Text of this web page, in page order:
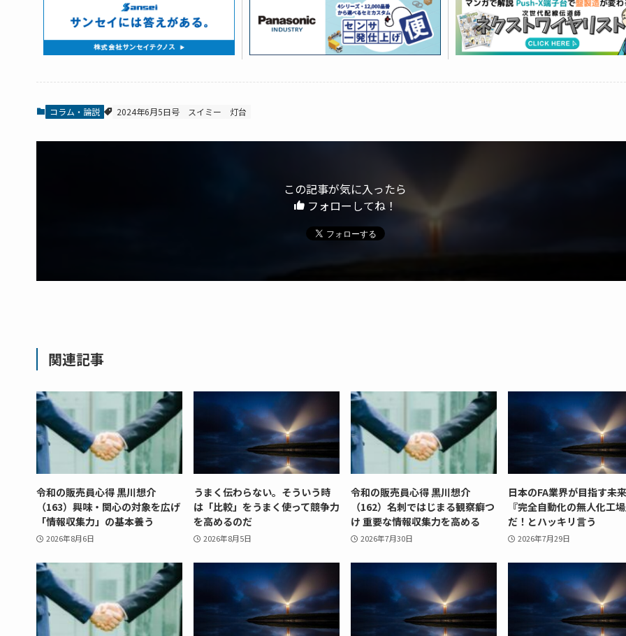
コラム・論説 2024年6月5日号 スイミー 灯台
この記事が気に入ったら
フォローしてね！
関連記事
令和の販売員心得 黒川想介
（163）興味・関心の対象を広げ
「情報収集力」の基本養う
2026年8月6日
うまく伝わらない。そういう時
は「比較」をうまく使って競争力
を高めるのだ
2026年8月5日
令和の販売員心得 黒川想介
（162）名刺ではじまる観察癖つ
け 重要な情報収集力を高める
2026年7月30日
日本のFA業界が目指す未
『完全自動化の無人化工
だ！とハッキリ言う
2026年7月29日